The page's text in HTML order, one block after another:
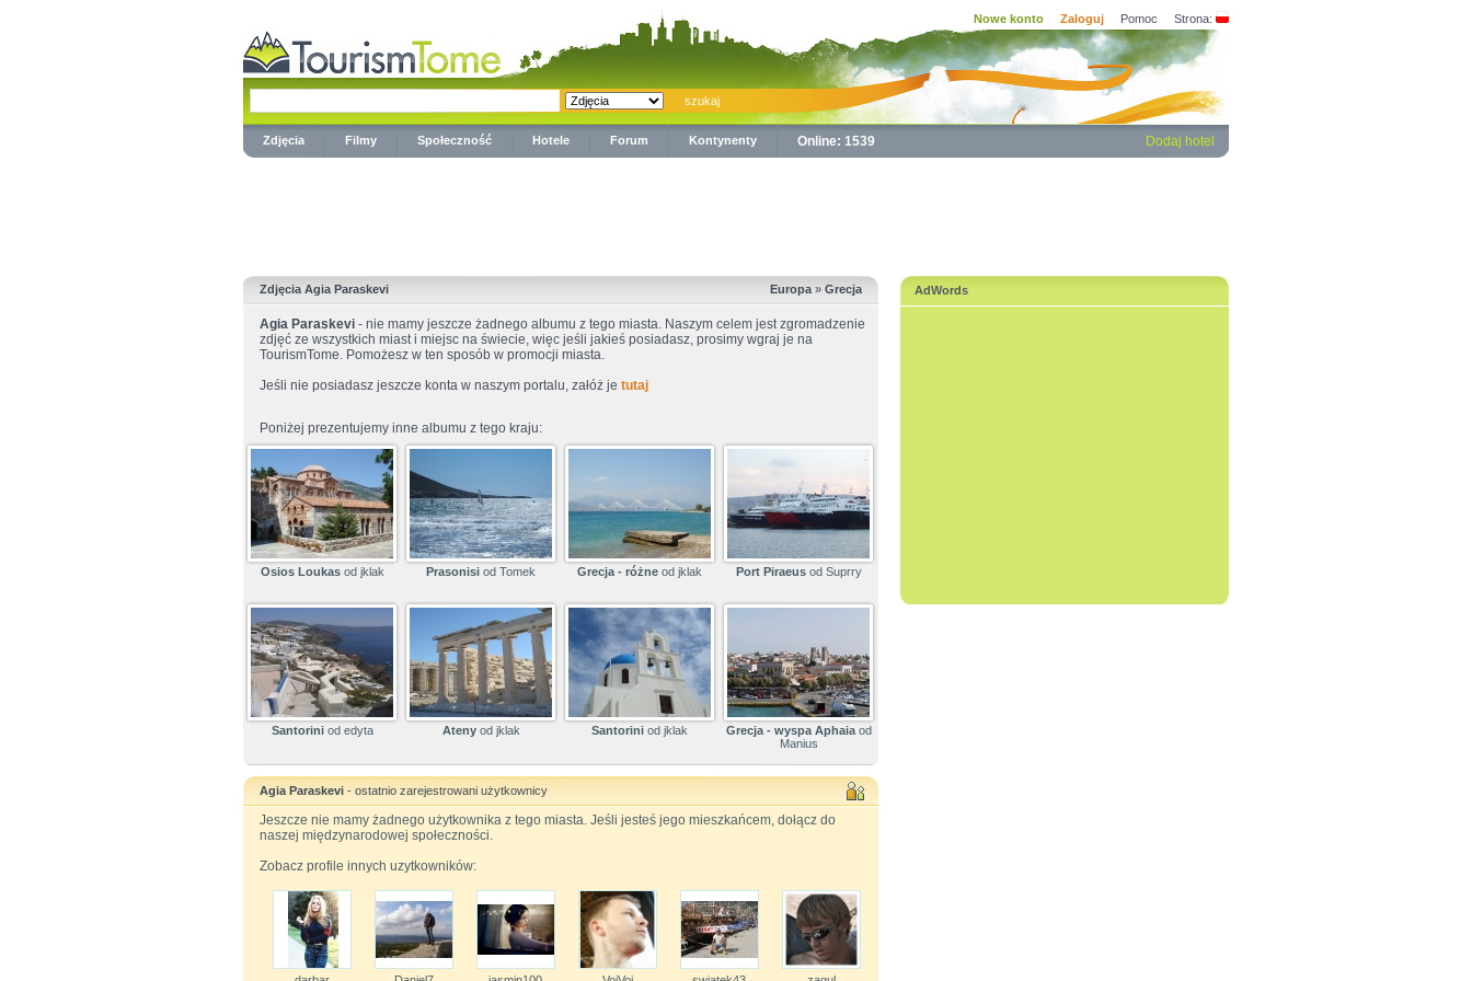
Nowe konto Zaloguj Pomoc Strona:
Zdjęcia Filmy Społeczność Hotele Forum Kontynenty Online: 1539 Dodaj hotel
Zdjęcia Agia Paraskevi Europa » Grecja
Agia Paraskevi - nie mamy jeszcze żadnego albumu z tego miasta. Naszym celem jest zgromadzenie
zdjęć ze wszystkich miast i miejsc na świecie, więc jeśli jakieś posiadasz, prosimy wgraj je na
TourismTome. Pomożesz w ten sposób w promocji miasta.
Jeśli nie posiadasz jeszcze konta w naszym portalu, załóż je tutaj
Poniżej prezentujemy inne albumu z tego kraju:
Osios Loukasod jklak Prasonisi od Tomek Grecja - różne od jklak Port Piraeusod Suprry
Santoriniod edyta Atenyod jklak Santorini od jklak Grecja - wyspa Aphaiaod
Manius
Agia Paraskevi - ostatnio zarejestrowani użytkownicy
Jeszcze nie mamy żadnego użytkownika z tego miasta. Jeśli jesteś jego mieszkańcem, dołącz do
naszej międzynarodowej społeczności.
Zobacz profile innych uzytkowników:
AdWords